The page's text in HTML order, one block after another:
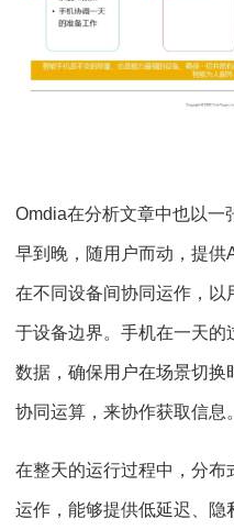
Omdia在分析文章中也以一
早到晚，随用户而动，提供
在不同设备间协同运作，以
于设备边界。手机在一天的
数据，确保用户在场景切换
协同运算，来协作获取信息。
在整天的运行过程中，分
运作，能够提供低延迟、隐